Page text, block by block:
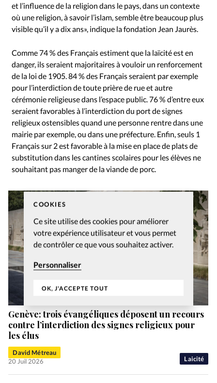
COOKIES
Ce site utilise des cookies pour améliorer
votre expérience utilisateur et vous permet
de contrôler ce que vous souhaitez activer.
Personnaliser
OK, J'ACCEPTE TOUT
et l’influence de la religion dans le pays, dans un contexte
où une religion, à savoir l’islam, semble être beaucoup plus
visible qu’il y a dix ans», indique la fondation Jean Jaurès.
Comme 74 % des Français estiment que la laïcité est en
danger, ils seraient majoritaires à vouloir un renforcement
de la loi de 1905. 84 % des Français seraient par exemple
pour l’interdiction de toute prière de rue et autre
cérémonie religieuse dans l’espace public. 76 % d’entre eux
seraient favorables à l’interdiction du port de signes
religieux ostensibles quand une personne rentre dans une
mairie par exemple, ou dans une préfecture. Enfin, seuls 1
Français sur 2 est favorable à la mise en place de plats de
substitution dans les cantines scolaires pour les élèves ne
souhaitant pas manger de la viande de porc.
Laicité
Genève: trois évangéliques déposent un recours
contre l’interdiction des signes religieux pour
les élus
David Métreau
20 Juil 2026